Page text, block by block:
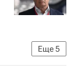
Еще5